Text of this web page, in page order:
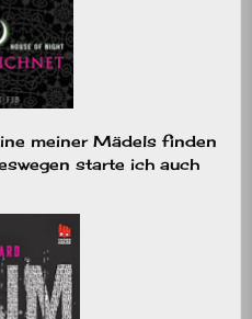
meiner Mädels finden
starte ich auch